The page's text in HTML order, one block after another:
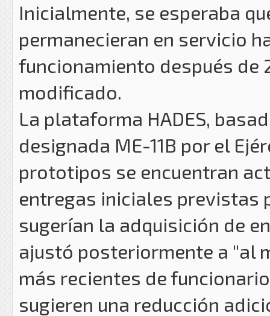
Inicialmente, se esperaba
permanecieran en servicio
funcionamiento después de
modificado.
La plataforma HADES,
designada ME-11B por el
prototipos se encuentran
entregas iniciales previstas
sugerían la adquisición de
ajustó posteriormente a "al
más recientes de
sugieren una reducción